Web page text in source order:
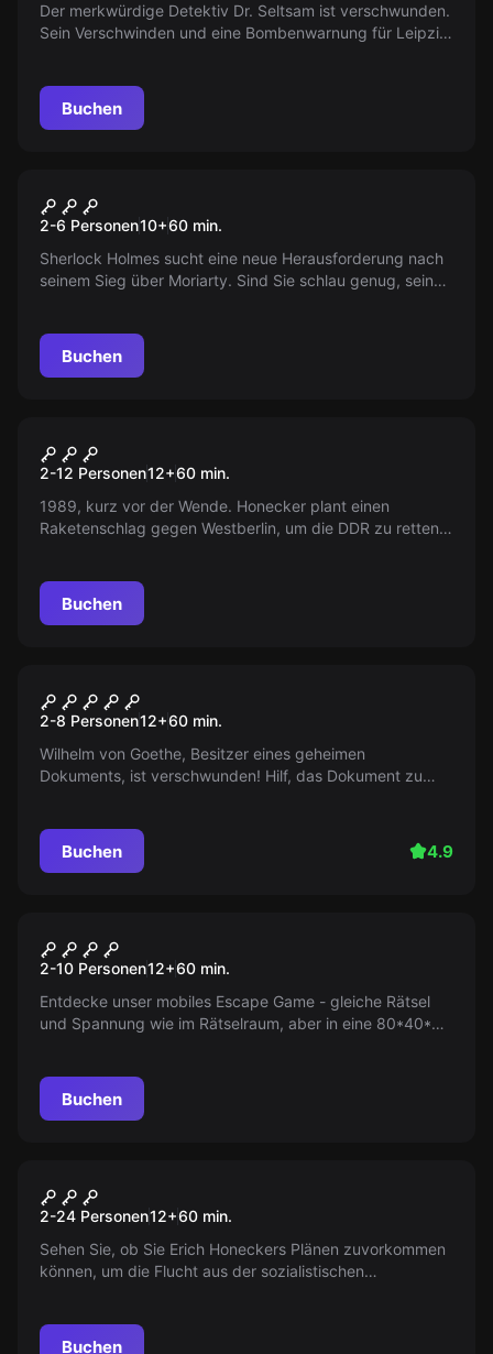
Der merkwürdige Detektiv Dr. Seltsam ist verschwunden.
Sein Verschwinden und eine Bombenwarnung für Leipzig
Buchen
Sherlock's Wohnzimmer
2-6 Personen10+60 min.
Sherlock Holmes sucht eine neue Herausforderung nach
seinem Sieg über Moriarty. Sind Sie schlau genug, seiner
Sie die Herausforderung an!
Buchen
Honeckers Rache
2-12 Personen12+60 min.
1989, kurz vor der Wende. Honecker plant einen
Raketenschlag gegen Westberlin, um die DDR zu retten.
aufzuhalten?
Buchen
Goethes Geheimnis
2-8 Personen12+60 min.
Wilhelm von Goethe, Besitzer eines geheimen
Dokuments, ist verschwunden! Hilf, das Dokument zu
Buchen 4.9
Die Rätselkiste
2-10 Personen12+60 min.
Entdecke unser mobiles Escape Game - gleiche Rätsel
und Spannung wie im Rätselraum, aber in eine 80*40*40
Buchen
Honeckers Albtraum
2-24 Personen12+60 min.
Sehen Sie, ob Sie Erich Honeckers Plänen zuvorkommen
können, um die Flucht aus der sozialistischen
Buchen